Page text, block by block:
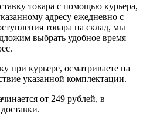
товара с помощью курьера,
адресу ежедневно с
товара на склад, мы
выбрать удобное время
при курьере, осматриваете на
указанной комплектации.
от 249 рублей, в